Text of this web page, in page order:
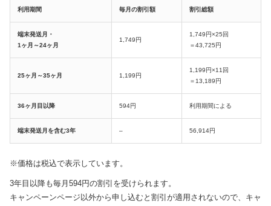
利用期間 毎月の割引額 割引総額
端末発送月・
1ヶ月～24ヶ月
1,749円
1,749円×25回
＝43,725円
25ヶ月～35ヶ月 1,199円
1,199円×11回
＝13,189円
36ヶ月目以降 594円 利用期間による
端末発送月を含む3年 – 56,914円
※価格は税込で表示しています。
3年目以降も毎月594円の割引を受けられます。
キャンペーンページ以外から申し込むと割引が適用されないので、キャ